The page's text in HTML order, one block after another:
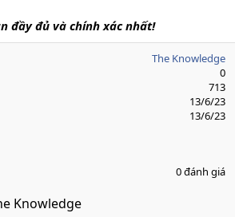
đầy đủ và chính xác nhất!
The Knowledge
0
713
13/6/23
13/6/23
0 đánh giá
Knowledge